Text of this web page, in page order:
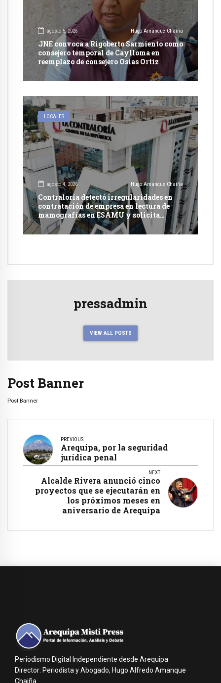
agosto 5, 2026 Hugo Amanque Chaiña
JNE convoca a Rigoberto Sarmiento como
consejero temporal de Caylloma en
reemplazo de consejero Osias Ortiz
LOCALES
agosto 4, 2026 Hugo Amanque Chaiña
Contraloría detectó irregularidades en
contratación de empresa en lectura de
mamografías en ESAMU y solicita
acciones penales contra funcionarios
pressadmin
VIEW ALL POSTS
Post Banner
Post Banner
PREVIOUS
Arequipa, por la seguridad
jurídica penal
NEXT
Alcalde Rivera anunció cinco
proyectos que se ejecutarán en
los próximos meses en
aniversario de Arequipa
Periodismo Digital Independiente desde Arequipa
Director: Periodista y Abogado, Hugo Alfredo Amanque
Chaiña